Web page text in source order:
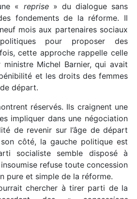
« reprise» du dialogue sans
fondements de la réforme. Il
mois aux partenaires sociaux
pour proposer des
cette approche rappelle celle
ministre Michel Barnier, qui avait
et les droits des femmes
départ.
réservés. Ils craignent une
impliquer dans une négociation
de revenir sur l’âge de départ
côté, la gauche politique est
socialiste semble disposé à
refuse toute concession
pure et simple de la réforme.
chercher à tirer parti de la